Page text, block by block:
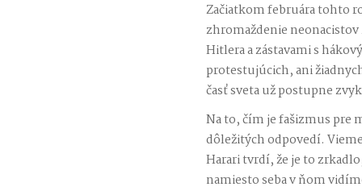
Začiatkom februára tohto
zhromaždenie
Hitlera a zástavami s
protestujúcich, ani
časť sveta už postupne
Na to, čím je fašizmus pre
dôležitých odpovedí.
Harari tvrdí, že je to
namiesto seba v ňom